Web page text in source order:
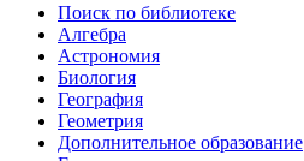
Поиск по библиотеке
Алгебра
Астрономия
Биология
География
Геометрия
Дополнительное образование